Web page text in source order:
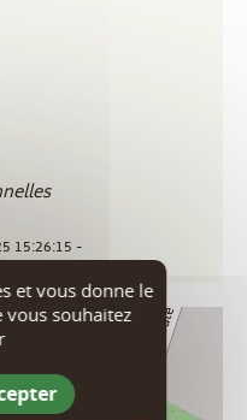
15:26:15 -
et vous donne le
vous souhaitez